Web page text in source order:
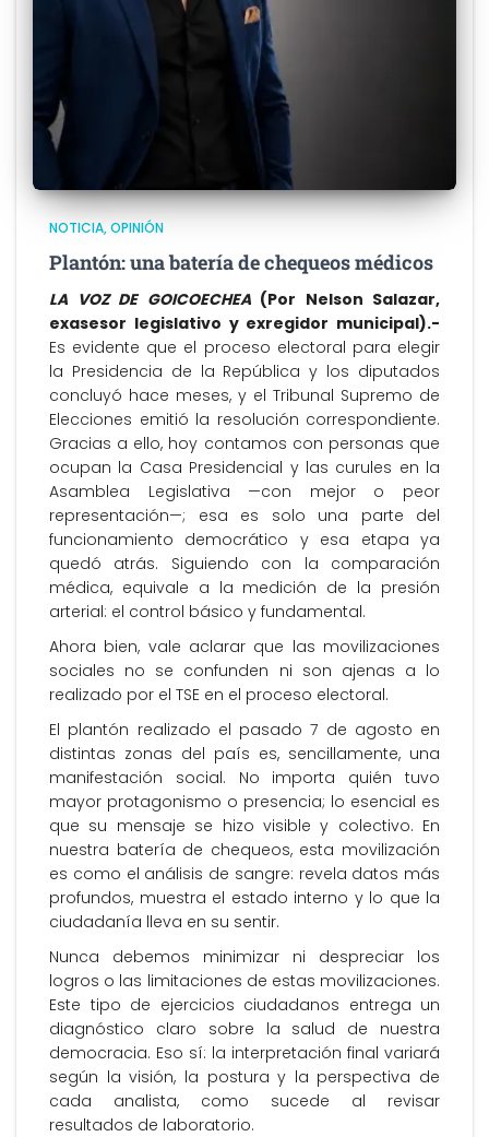
NOTICIA OPINIÓN
Plantón: una batería de chequeos médicos
LA VOZ DE GOICOECHEA(Por Nelson Salazar,
exasesor legislativo y exregidor municipal).-
Es evidente que el proceso electoral para elegir
la Presidencia de la República y los diputados
concluyó hace meses, y el Tribunal Supremo de
Elecciones emitió la resolución correspondiente.
Gracias a ello, hoy contamos con personas que
ocupan la Casa Presidencial y las curules en la
Asamblea Legislativa —con mejor o peor
representación—; esa es solo una parte del
funcionamiento democrático y esa etapa ya
quedó atrás. Siguiendo con la comparación
médica, equivale a la medición de la presión
arterial: el control básico y fundamental.
Ahora bien, vale aclarar que las movilizaciones
sociales no se confunden ni son ajenas a lo
realizado por el TSE en el proceso electoral.
El plantón realizado el pasado 7 de agosto en
distintas zonas del país es, sencillamente, una
manifestación social. No importa quién tuvo
mayor protagonismo o presencia; lo esencial es
que su mensaje se hizo visible y colectivo. En
nuestra batería de chequeos, esta movilización
es como el análisis de sangre: revela datos más
profundos, muestra el estado interno y lo que la
ciudadanía lleva en su sentir.
Nunca debemos minimizar ni despreciar los
logros o las limitaciones de estas movilizaciones.
Este tipo de ejercicios ciudadanos entrega un
diagnóstico claro sobre la salud de nuestra
democracia. Eso sí: la interpretación final variará
según la visión, la postura y la perspectiva de
cada analista, como sucede al revisar
resultados de laboratorio.